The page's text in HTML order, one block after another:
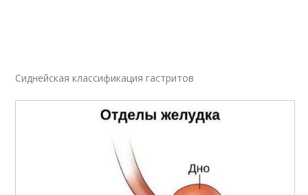
Сиднейская классификация гастритов